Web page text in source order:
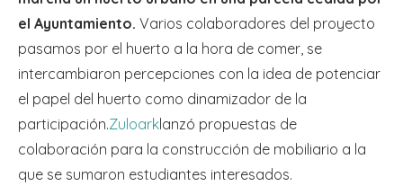
el Ayuntamiento. Varios colaboradores del proyecto
pasamos por el huerto a la hora de comer, se
intercambiaron percepciones con la idea de potenciar
el papel del huerto como dinamizador de la
participación.Zuloarklanzó propuestas de
colaboración para la construcción de mobiliario a la
que se sumaron estudiantes interesados.